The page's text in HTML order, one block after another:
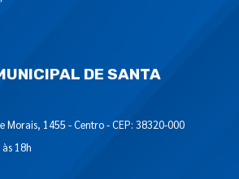
DE SANTA
Morais, 1455 - Centro - CEP: 38320-000
18h